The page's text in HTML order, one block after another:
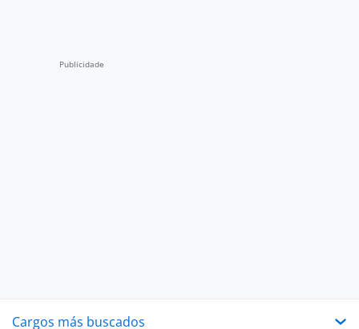
Cargos más buscados